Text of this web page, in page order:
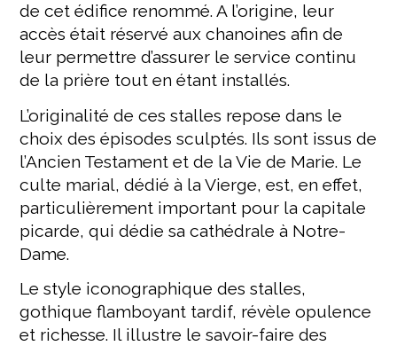
de cet édifice renommé. A l’origine, leur
accès était réservé aux chanoines afin de
leur permettre d’assurer le service continu
de la prière tout en étant installés.
L’originalité de ces stalles repose dans le
choix des épisodes sculptés. Ils sont issus de
l’Ancien Testament et de la Vie de Marie. Le
culte marial, dédié à la Vierge, est, en effet,
particulièrement important pour la capitale
picarde, qui dédie sa cathédrale à Notre-
Dame.
Le style iconographique des stalles,
gothique flamboyant tardif, révèle opulence
et richesse. Il illustre le savoir-faire des